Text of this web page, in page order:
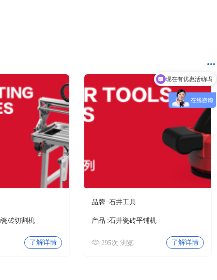
2分钟前 山东甘先生成功提交需求
3分钟前 广东古先生成功提交需求
1分钟前 湖北胡先生成功提交需求
10分钟前 四川贺先生成功提交需求
9分钟前 北京吴女士成功提交需求
2分钟前 山东甘先生成功提交需求
4分钟前 广东古先生成功提交需求
12分钟前 湖北胡先生成功提交需求
砖切割机
了解详情
品牌 :石井工具
产品 :石井瓷砖平铺机
295次 浏览 了解详情
现在有优惠活动吗